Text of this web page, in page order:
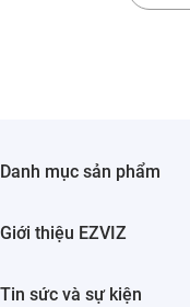
Danh mục sản phẩm
Giới thiệu EZVIZ
Tin sức và sự kiện